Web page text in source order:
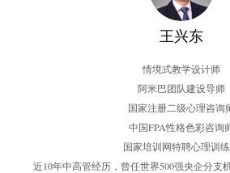
王兴东
情境式教学设计师
阿米巴团队建设导师
国家注册二级心理咨询
中国FPA性格色彩咨询
国家培训网特聘心理训
近10年中高管经历，曾任世界500强央企分支